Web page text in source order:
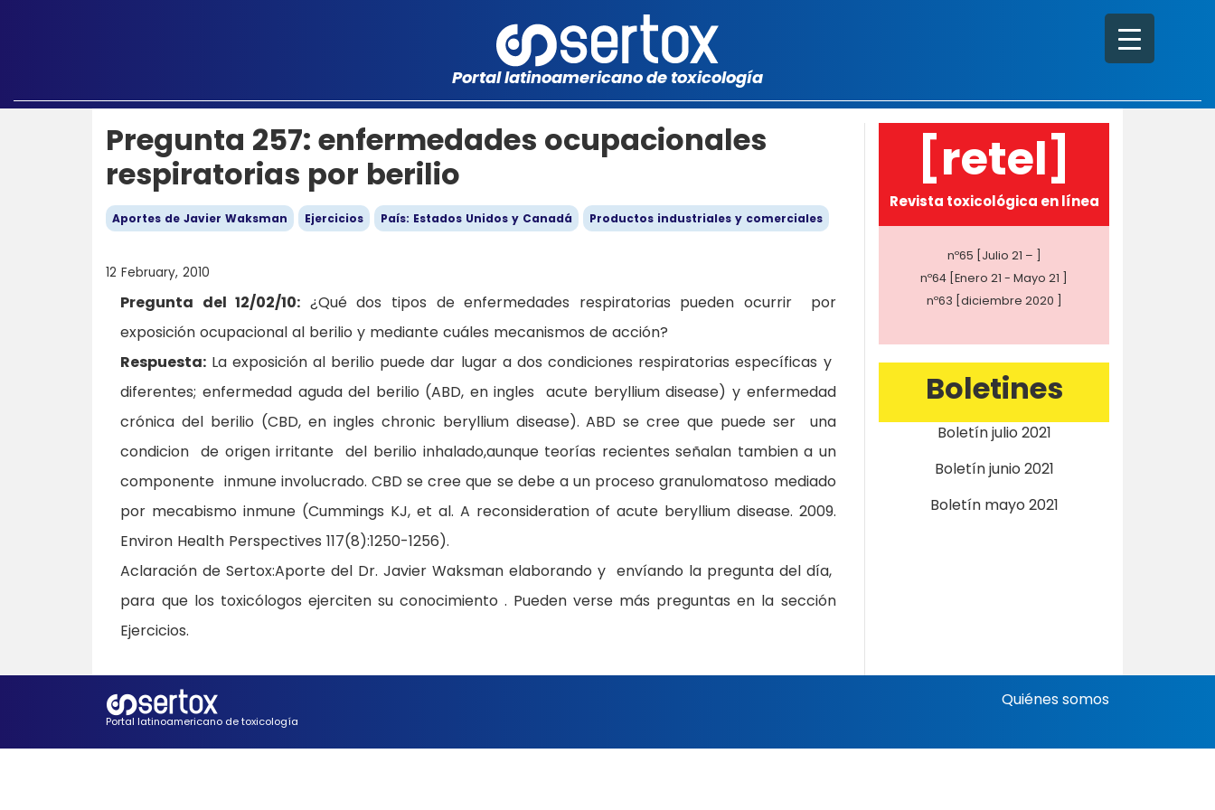
Portal latinoamericano de toxicología
Pregunta 257: enfermedades ocupacionales
respiratorias por berilio
Aportes de Javier Waksman Ejercicios País: Estados Unidos y Canadá Productos industriales y comerciales
12 February, 2010
Pregunta del 12/02/10: ¿Qué dos tipos de enfermedades respiratorias pueden ocurrir por
exposición ocupacional al berilio y mediante cuáles mecanismos de acción?
Respuesta: La exposición al berilio puede dar lugar a dos condiciones respiratorias específicas y
diferentes; enfermedad aguda del berilio (ABD, en ingles acute beryllium disease) y enfermedad
crónica del berilio (CBD, en ingles chronic beryllium disease). ABD se cree que puede ser una
condicion de origen irritante del berilio inhalado,aunque teorías recientes señalan tambien a un
componente inmune involucrado. CBD se cree que se debe a un proceso granulomatoso mediado
por mecabismo inmune (Cummings KJ, et al. A reconsideration of acute beryllium disease. 2009.
Environ Health Perspectives 117(8):1250-1256).
Aclaración de Sertox:Aporte del Dr. Javier Waksman elaborando y envíando la pregunta del día,
para que los toxicólogos ejerciten su conocimiento . Pueden verse más preguntas en la sección
Ejercicios.
[retel]
Revista toxicológica en línea
nº65 [Julio 21 – ]
nº64 [Enero 21 - Mayo 21 ]
nº63 [diciembre 2020 ]
Boletines
Boletín julio 2021
Boletín junio 2021
Boletín mayo 2021
Portal latinoamericano de toxicología
Quiénes somos